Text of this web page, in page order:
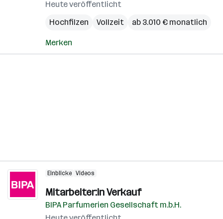
Heute veröffentlicht
Hochfilzen
Vollzeit ab 3.010 € monatlich
Merken
Einblicke Videos
Mitarbeiter:in Verkauf
BIPA Parfumerien Gesellschaft m.b.H.